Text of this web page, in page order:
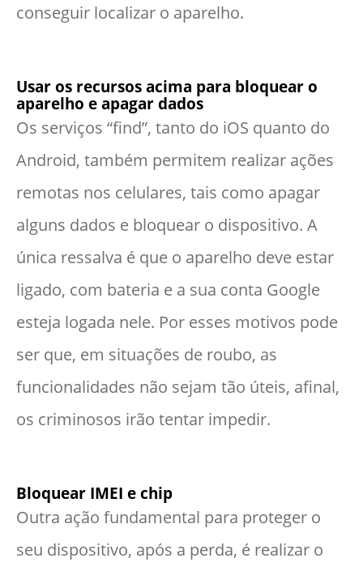
conseguir localizar o aparelho.
Usar os recursos acima para bloquear o
aparelho e apagar dados
Os serviços “find”, tanto do iOS quanto do
Android, também permitem realizar ações
remotas nos celulares, tais como apagar
alguns dados e bloquear o dispositivo. A
única ressalva é que o aparelho deve estar
ligado, com bateria e a sua conta Google
esteja logada nele. Por esses motivos pode
ser que, em situações de roubo, as
funcionalidades não sejam tão úteis, afinal,
os criminosos irão tentar impedir.
Bloquear IMEI e chip
Outra ação fundamental para proteger o
seu dispositivo, após a perda, é realizar o